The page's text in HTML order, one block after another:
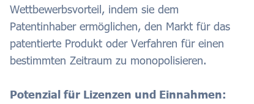
Wettbewerbsvorteil, indem sie dem
Patentinhaber ermöglichen, den Markt für das
patentierte Produkt oder Verfahren für einen
bestimmten Zeitraum zu monopolisieren.
Potenzial für Lizenzen und Einnahmen: